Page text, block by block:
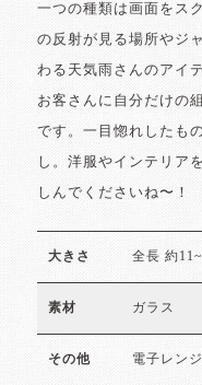
一つの種類は画面をス
の反射が見る場所やジ
わる天気雨さんのアイ
お客さんに自分だけの
です。一目惚れしたも
し。洋服やインテリア
しんでくださいね〜！
大きさ 全長 約
素材 ガラス
その他 電子レン